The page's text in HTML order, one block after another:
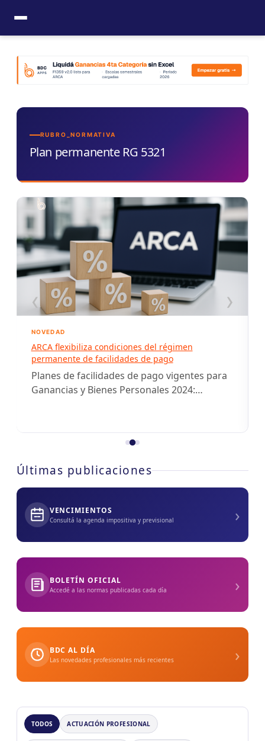
contenido
RUBRO_NORMATIVA
Plan permanente RG 5321
‹ ›
NOVEDAD
ARCA flexibiliza condiciones del régimen
permanente de facilidades de pago
Planes de facilidades de pago vigentes para
Ganancias y Bienes Personales 2024:
Últimas publicaciones
VENCIMIENTOS
Consultá la agenda impositiva y previsional ›
BOLETÍN OFICIAL
Accedé a las normas publicadas cada día ›
BDC AL DÍA
Las novedades profesionales más recientes ›
TODOS ACTUACIÓN PROFESIONAL